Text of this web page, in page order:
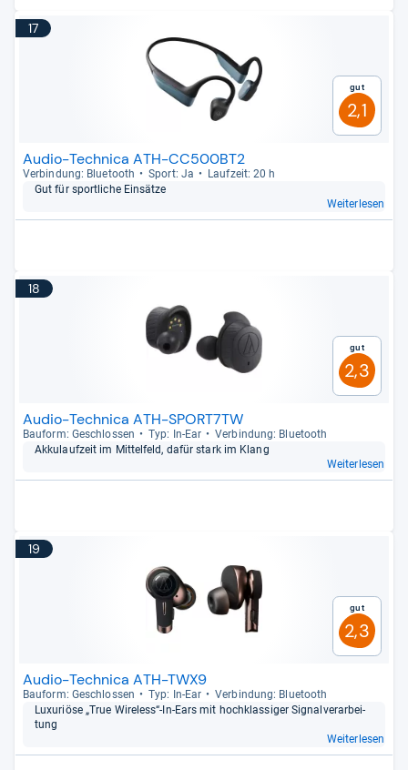
17
Gut
2,1
Audio-Technica ATH-CC500BT2
Ver­bin­dung: Blue­tooth Sport: Ja
Lauf­zeit: 20 h
Gut für sport­li­che Ein­sätze
Weiterlesen
18
Gut
2,3
Audio-Technica ATH-SPORT7TW
Bau­form: Geschlos­sen Typ: In-​Ear
Ver­bin­dung: Blue­tooth
Akku­lauf­zeit im Mit­tel­feld, dafür stark im Klang
Weiterlesen
19
Gut
2,3
Audio-Technica ATH-TWX9
Bau­form: Geschlos­sen Typ: In-​Ear
Ver­bin­dung: Blue­tooth
Luxu­ri­öse „True Wire­less“-​In-​Ears mit hoch­klas­si­ger Signal­ver­ar­bei­
tung
Weiterlesen